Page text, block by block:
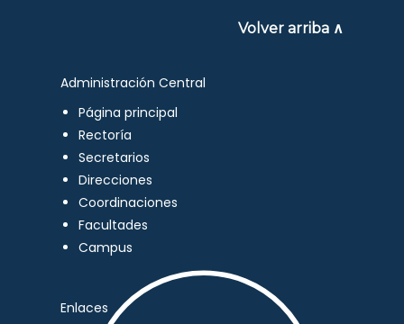
Volver arriba ∧
Administración Central
Página principal
Rectoría
Secretarios
Direcciones
Coordinaciones
Facultades
Campus
Enlaces